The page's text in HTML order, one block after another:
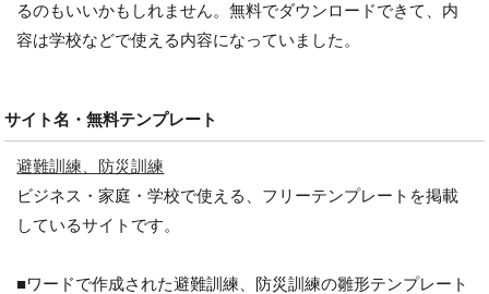
るのもいいかもしれません。無料でダウンロードできて、内
容は学校などで使える内容になっていました。
サイト名・無料テンプレート
避難訓練、防災訓練
ビジネス・家庭・学校で使える、フリーテンプレートを掲載
しているサイトです。
■ワードで作成された避難訓練、防災訓練の雛形テンプレート